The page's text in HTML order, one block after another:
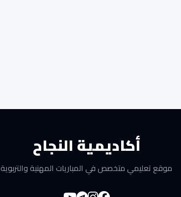
أكاديمية النجاح
موقع تعليمي متخصص في المباريات المهنية والتربوية